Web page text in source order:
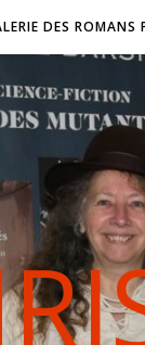
DES ROMANS